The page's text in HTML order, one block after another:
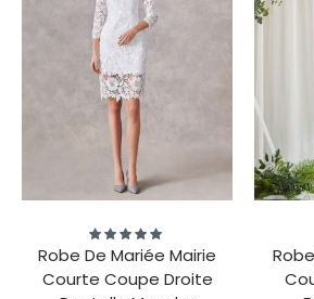
Évaluation:
100%
Robe De Mariée Mairie
Courte Coupe Droite